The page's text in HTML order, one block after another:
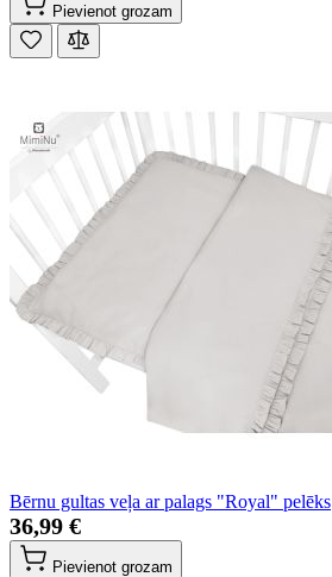
Pievienot grozam
Bērnu gultas veļa ar palags "Royal" pelēks
36,99 €
Pievienot grozam